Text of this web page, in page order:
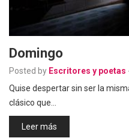
Domingo
Posted by Escritores y poetas
Quise despertar sin ser la
clásico que…
Leer más